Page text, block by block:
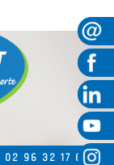
02 96 32 17 69